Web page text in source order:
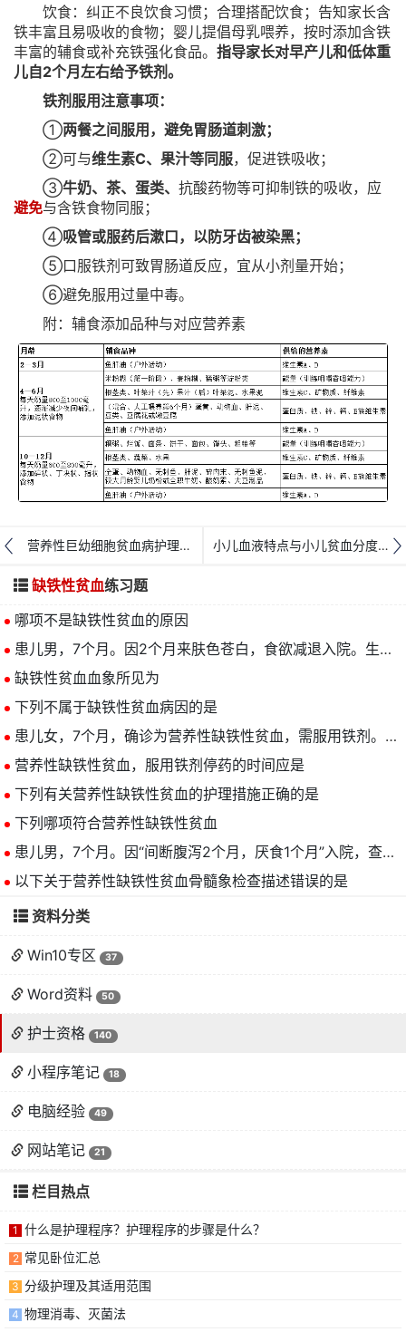
饮食：纠正不良饮食习惯；合理搭配饮食；告知家长含
铁丰富且易吸收的食物；婴儿提倡母乳喂养，按时添加含铁
丰富的辅食或补充铁强化食品。 指导家长对早产儿和低体重
儿自2个月左右给予铁剂。
铁剂服用注意事项：
①两餐之间服用， 避免胃肠道刺激；
②可与维生素C、果汁等同服，促进铁吸收；
③牛奶、茶、蛋类、 抗酸药物等可抑制铁的吸收，应
避免与含铁食物同服；
④吸管或服药后漱口，以防牙齿被染黑；
⑤口服铁剂可致胃肠道反应，宜从小剂量开始；
⑥避免服用过量中毒。
附：辅食添加品种与对应营养素
营养性巨幼细胞贫血病护理考点 小儿血液特点与小儿贫血分度及其原因
缺铁性贫血练习题
哪项不是缺铁性贫血的原因
患儿男，7个月。因2个月来肤色苍白，食欲减退入院。生后一直人工喂养，未加辅食。体检：营养差，皮肤黏膜苍白。化验：血红蛋白60g/L，红细胞3.0×1012/L。护士考虑该患儿可能是
缺铁性贫血血象所见为
下列不属于缺铁性贫血病因的是
患儿女，7个月，确诊为营养性缺铁性贫血，需服用铁剂。护士指导家长口服铁剂的最佳方法是
营养性缺铁性贫血，服用铁剂停药的时间应是
下列有关营养性缺铁性贫血的护理措施正确的是
下列哪项符合营养性缺铁性贫血
患儿男，7个月。因“间断腹泻2个月，厌食1个月”入院，查体患儿神志清楚，精神反应差，皮肤黏膜苍白。血常规：血红蛋白70g/L，红细胞3.5×1012/L。根据病情护士考虑该患儿为
以下关于营养性缺铁性贫血骨髓象检查描述错误的是
资料分类
Win10专区 37
Word资料 50
护士资格 140
小程序笔记 18
电脑经验 49
网站笔记 21
栏目热点
1 什么是护理程序？护理程序的步骤是什么？
2 常见卧位汇总
3 分级护理及其适用范围
4 物理消毒、灭菌法